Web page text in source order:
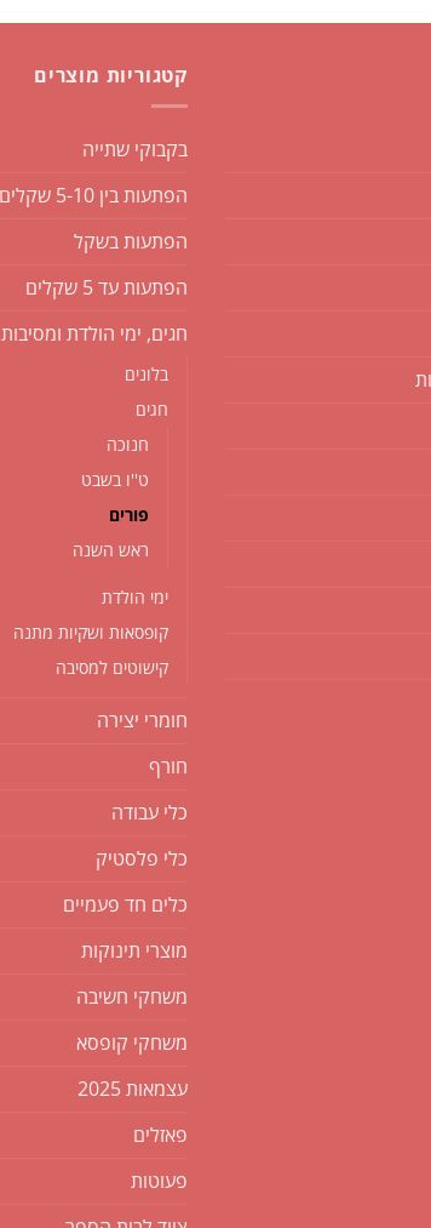
קטגוריות מוצרים
בקבוקי שתייה
הפתעות בין 5-10 שקלים
הפתעות בשקל
הפתעות עד 5 שקלים
חגים, ימי הולדת ומסיבות
בלונים
חגים
חנוכה
ט''ו בשבט
פורים
ראש השנה
ימי הולדת
קופסאות ושקיות מתנה
קישוטים למסיבה
חומרי יצירה
חורף
כלי עבודה
כלי פלסטיק
כלים חד פעמיים
מוצרי תינוקות
משחקי חשיבה
משחקי קופסא
עצמאות 2025
פאזלים
פעוטות